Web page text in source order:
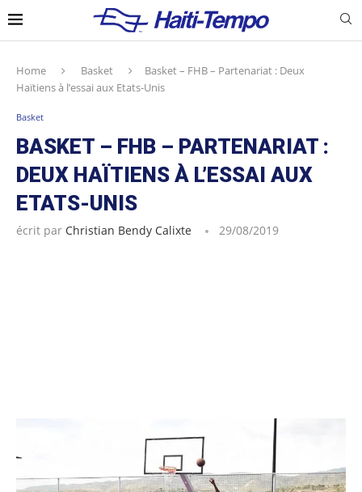
Home Basket
Basket – FHB – Partenariat : Deux
Haïtiens à l’essai aux Etats-Unis
Basket
BASKET – FHB – PARTENARIAT :
DEUX HAÏTIENS À L’ESSAI AUX
ETATS-UNIS
écrit par Christian Bendy Calixte 29/08/2019